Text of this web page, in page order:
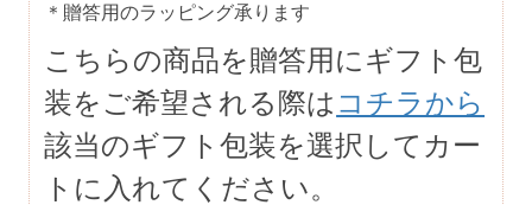
＊贈答用のラッピング承ります
こちらの商品を贈答用にギフト包
装をご希望される際は コチラから
該当のギフト包装を選択してカー
トに入れてください。